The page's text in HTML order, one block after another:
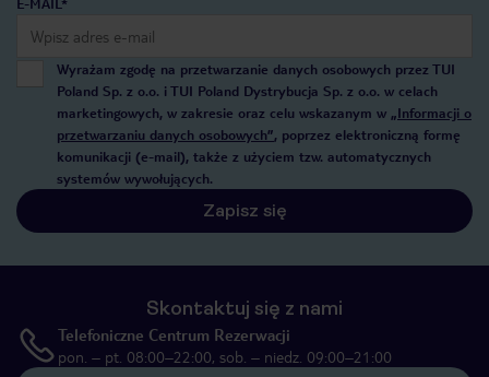
Wyrażam zgodę na przetwarzanie danych osobowych przez TUI
Poland Sp. z o.o. i TUI Poland Dystrybucja Sp. z o.o. w celach
marketingowych, w zakresie oraz celu wskazanym w „Informacji o
przetwarzaniu danych osobowych”, poprzez elektroniczną formę
komunikacji (e-mail), także z użyciem tzw. automatycznych
systemów wywołujących.
Zapisz się
Skontaktuj się z nami
Telefoniczne Centrum Rezerwacji
pon. – pt. 08:00–22:00, sob. – niedz. 09:00–21:00